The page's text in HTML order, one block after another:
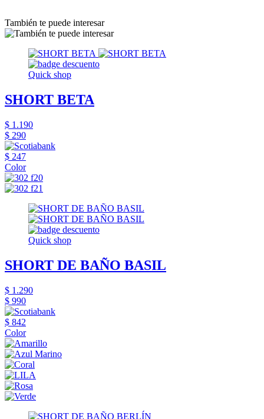
También te puede interesar
Quick shop
SHORT BETA
$ 1.190
$ 290
$ 247
Color
Quick shop
SHORT DE BAÑO BASIL
$ 1.290
$ 990
$ 842
Color